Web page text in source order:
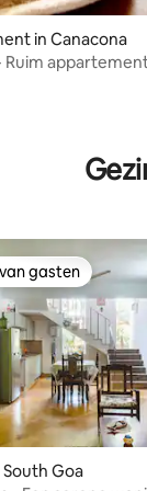
in Canacona
Ruim
gasten
gasten
Goa